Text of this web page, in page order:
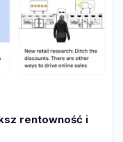
rentowność i